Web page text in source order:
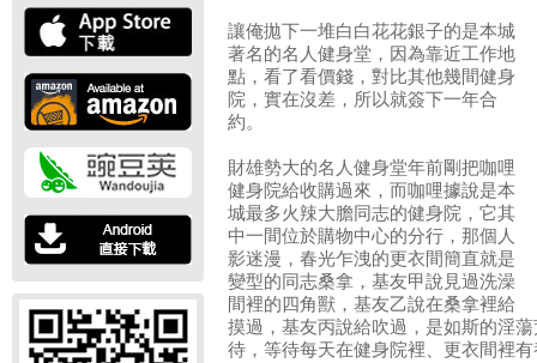
讓俺拋下一堆白白花花銀子的是本城
著名的名人健身堂，因為靠近工作地
點，看了看價錢，對比其他幾間健身
院，實在沒差，所以就簽下一年合
約。
財雄勢大的名人健身堂年前剛把咖哩
健身院給收購過來，而咖哩據說是本
城最多火辣大膽同志的健身院，它其
中一間位於購物中心的分行，那個人
影迷漫，春光乍洩的更衣間簡直就是
變型的同志桑拿，基友甲說見過洗澡
間裡的四角獸，基友乙說在桑拿裡給
摸過，基友丙說給吹過，是如斯的淫
待，等待每天在健身院裡、更衣間裡